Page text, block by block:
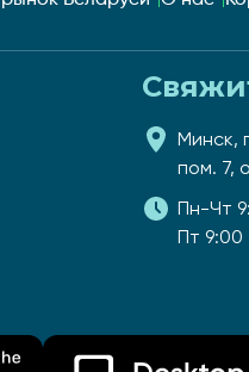
Минск,
пом. 7,
Пн-Чт
Пт 9:00